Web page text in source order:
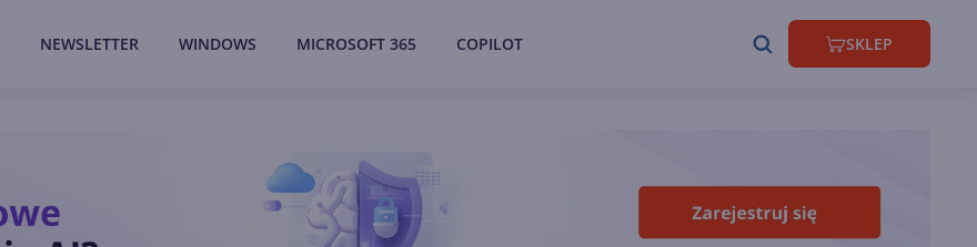
NEWSLETTER WINDOWS MICROSOFT 365 COPILOT SKLEP